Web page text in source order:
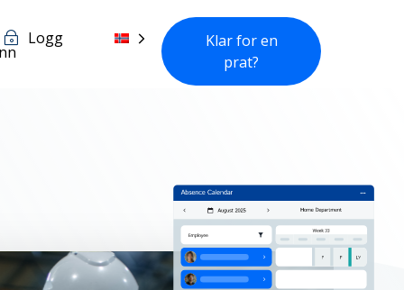
Logg
Klar for en
prat?